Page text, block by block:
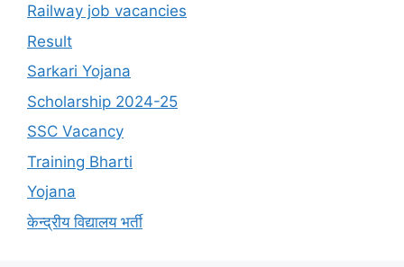
Railway job vacancies
Result
Sarkari Yojana
Scholarship 2024-25
SSC Vacancy
Training Bharti
Yojana
केन्द्रीय विद्यालय भर्ती